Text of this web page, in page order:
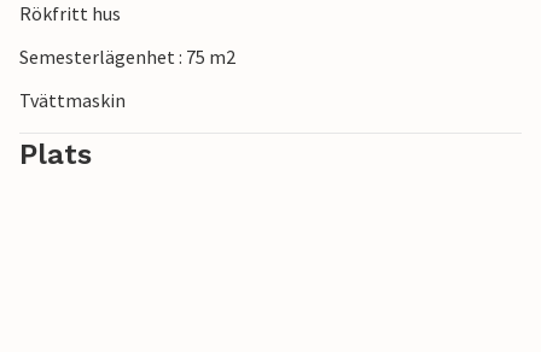
Rökfritt hus
Semesterlägenhet : 75 m2
Tvättmaskin
Plats